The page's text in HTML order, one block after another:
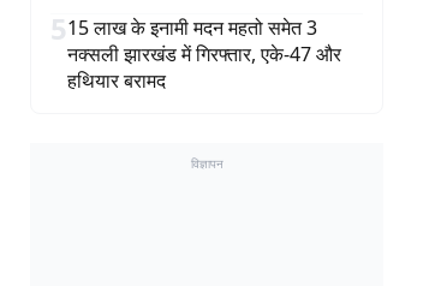
515 लाख के इनामी मदन महतो समेत 3
नक्सली झारखंड में गिरफ्तार, एके-47 और
हथियार बरामद
विज्ञापन